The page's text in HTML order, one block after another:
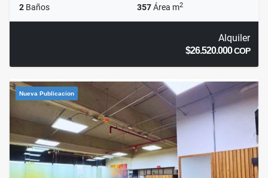
2 Baños 357Área m2
Alquiler
$26.520.000COP
Nueva Publicacion